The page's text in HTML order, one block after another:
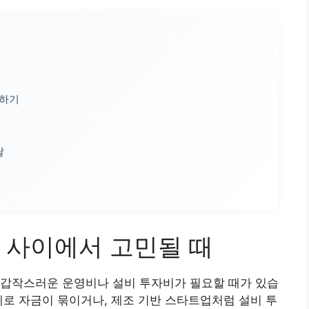
기
이에서 고민될 때
작스러운 운영비나 설비 투자비가 필요할 때가 있습
자금이 묶이거나, 제조 기반 스타트업처럼 설비 투